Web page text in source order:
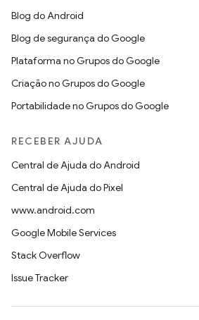
Blog do Android
Blog de segurança do Google
Plataforma no Grupos do Google
Criação no Grupos do Google
Portabilidade no Grupos do Google
RECEBER AJUDA
Central de Ajuda do Android
Central de Ajuda do Pixel
www.android.com
Google Mobile Services
Stack Overflow
Issue Tracker